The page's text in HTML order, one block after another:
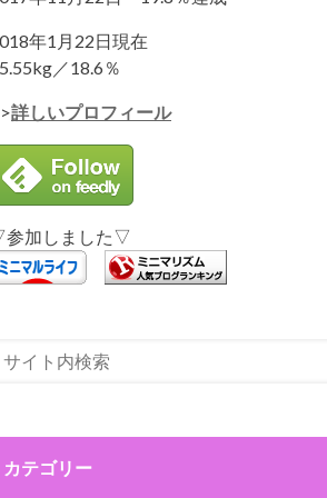
年1月22日現在
／18.6％
詳しいプロフィール
加しました▽
カテゴリー